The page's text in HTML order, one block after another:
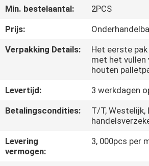
CONTACTEER
ONS
VERZOEK
OM
CITAAT
Min. bestelaantal:
2PCS
Prijs:
Verpakking Details:
Het eerste
met het vullen
houten
Levertijd:
3 werkdagen
Betalingscondities:
T/T, Westelijk,
Levering
vermogen:
3, 000pcs per